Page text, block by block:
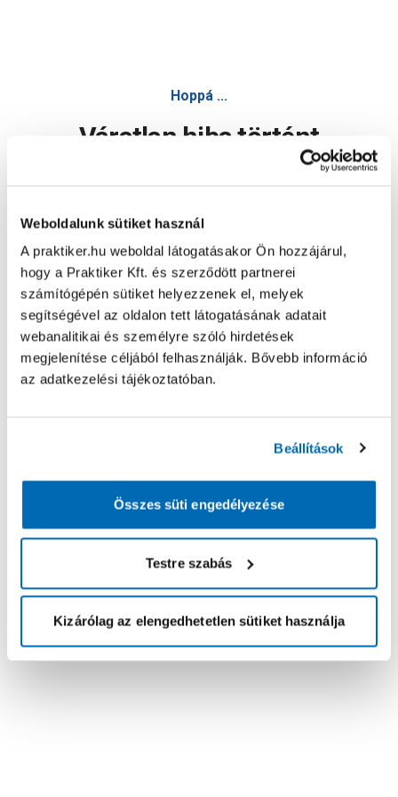
Weboldalunk sütiket használ
A praktiker.hu weboldal látogatásakor Ön hozzájárul,
hogy a Praktiker Kft. és szerződött partnerei
számítógépén sütiket helyezzenek el, melyek
segítségével az oldalon tett látogatásának adatait
webanalitikai és személyre szóló hirdetések
megjelenítése céljából felhasználják. Bővebb információ
az adatkezelési tájékoztatóban.
Beállítások
Összes süti engedélyezése
Testre szabás
Kizárólag az elengedhetetlen sütiket használja
Hoppá ...
Váratlan hiba történt
Oldal újratöltése